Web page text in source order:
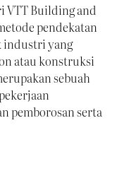
VTT Building and
pendekatan
industri yang
atau konstruksi
sebuah
pemborosan serta